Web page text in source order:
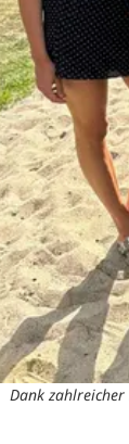
Dank zahlreicher